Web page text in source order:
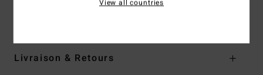
Livraison & Retours
View all countries